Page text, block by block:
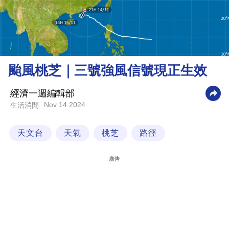
資
樓
市
理
商
業
技
颱風桃芝｜三號強風信號現正生效
經濟一週編輯部
生活消閒 Nov 14 2024
天文台 天氣 桃芝 路徑
廣告